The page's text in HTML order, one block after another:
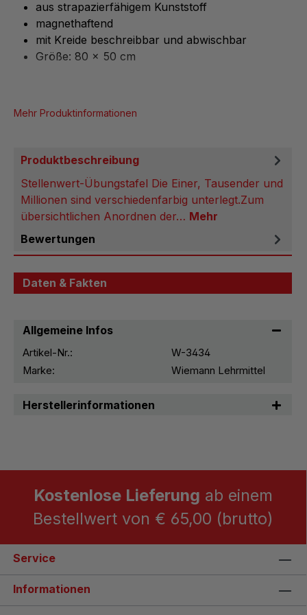
aus strapazierfähigem Kunststoff
magnethaftend
mit Kreide beschreibbar und abwischbar
Größe: 80 x 50 cm
Mehr Produktinformationen
Produktbeschreibung
Stellenwert-Übungstafel Die Einer, Tausender und
Millionen sind verschiedenfarbig unterlegt.Zum
übersichtlichen Anordnen der… Mehr
Bewertungen
Daten & Fakten
Allgemeine Infos
Artikel-Nr.:
W-3434
Marke:
Wiemann Lehrmittel
Herstellerinformationen
Kostenlose Lieferung ab einem
Bestellwert von € 65,00 (brutto)
Service
Informationen